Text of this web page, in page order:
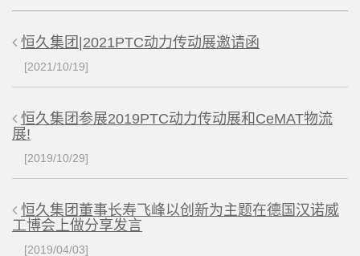
恒久集团|2021PTC动力传动展邀请函
[2021/10/19]
恒久集团参展2019PTC动力传动展和CeMAT物流
展!
[2019/10/29]
恒久集团董事长寿飞峰以创新为主题在德国汉诺威
工博会上做分享发言
[2019/04/03]